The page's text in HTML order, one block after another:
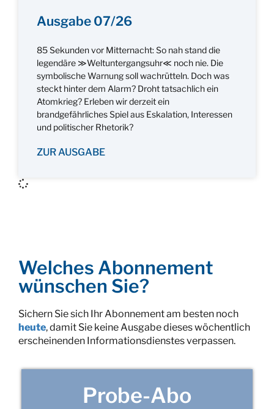
Ausgabe 07/26
85 Sekunden vor Mitternacht: So nah stand die
legendäre ≫Weltuntergangsuhr≪ noch nie. Die
symbolische Warnung soll wachrütteln. Doch was
steckt hinter dem Alarm? Droht tatsachlich ein
Atomkrieg? Erleben wir derzeit ein
brandgefährliches Spiel aus Eskalation, Interessen
und politischer Rhetorik?
ZUR AUSGABE
Welches Abonnement
wünschen Sie?
Sichern Sie sich Ihr Abonnement am besten noch
heute, damit Sie keine Ausgabe dieses wöchentlich
erscheinenden Informationsdienstes verpassen.
Probe-Abo